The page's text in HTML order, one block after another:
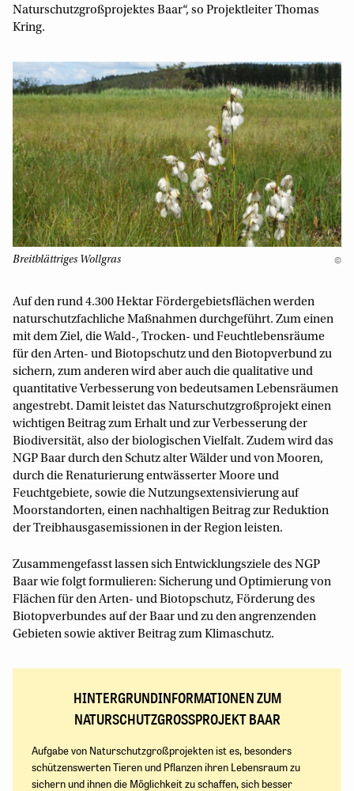
Naturschutzgroßprojektes Baar“, so Projektleiter Thomas
Kring.
Breitblättriges Wollgras ©
Auf den rund 4.300 Hektar Fördergebietsflächen werden
naturschutzfachliche Maßnahmen durchgeführt. Zum einen
mit dem Ziel, die Wald-, Trocken- und Feuchtlebensräume
für den Arten- und Biotopschutz und den Biotopverbund zu
sichern, zum anderen wird aber auch die qualitative und
quantitative Verbesserung von bedeutsamen Lebensräumen
angestrebt. Damit leistet das Naturschutzgroßprojekt einen
wichtigen Beitrag zum Erhalt und zur Verbesserung der
Biodiversität, also der biologischen Vielfalt. Zudem wird das
NGP Baar durch den Schutz alter Wälder und von Mooren,
durch die Renaturierung entwässerter Moore und
Feuchtgebiete, sowie die Nutzungsextensivierung auf
Moorstandorten, einen nachhaltigen Beitrag zur Reduktion
der Treibhausgasemissionen in der Region leisten.
Zusammengefasst lassen sich Entwicklungsziele des NGP
Baar wie folgt formulieren: Sicherung und Optimierung von
Flächen für den Arten- und Biotopschutz, Förderung des
Biotopverbundes auf der Baar und zu den angrenzenden
Gebieten sowie aktiver Beitrag zum Klimaschutz.
HINTERGRUNDINFORMATIONEN ZUM
NATURSCHUTZGROSSPROJEKT BAAR
Aufgabe von Naturschutzgroßprojekten ist es, besonders
schützenswerten Tieren und Pflanzen ihren Lebensraum zu
sichern und ihnen die Möglichkeit zu schaffen, sich besser